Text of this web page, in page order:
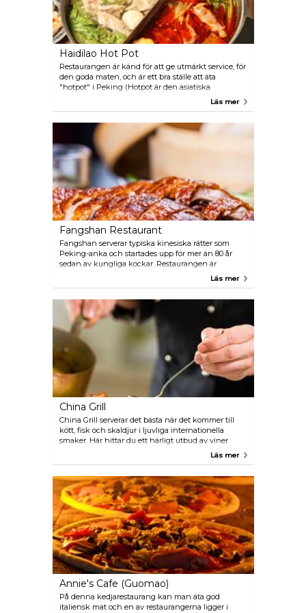
Haidilao Hot Pot
Restaurangen är känd för att ge utmärkt service, för
den goda maten, och är ett bra ställe att äta
"hotpot" i Peking (Hotpot är den asiatiska
motsvarigheten till den europeiska fonduen).
grönsaker. En mycket populär restaurang så det
Läs mer
Fangshan Restaurant
Fangshan serverar typiska kinesiska rätter som
Peking-anka och startades upp för mer än 80 år
sedan av kungliga kockar. Restaurangen är
belägen i en grann herrgård vid sidan av sjönLäs mer
China Grill
China Grill serverar det bästa när det kommer till
kött, fisk och skaldjur i ljuvliga internationella
smaker. Här hittar du ett härligt utbud av viner
medan du njuter av en 360 graders utsikt överLäs mer
Annie's Cafe (Guomao)
På denna kedjarestaurang kan man äta god
italiensk mat och en av restaurangerna ligger i